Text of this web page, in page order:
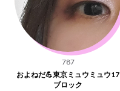
787
およねだ💪東京ミュウミュウ17
ブロック